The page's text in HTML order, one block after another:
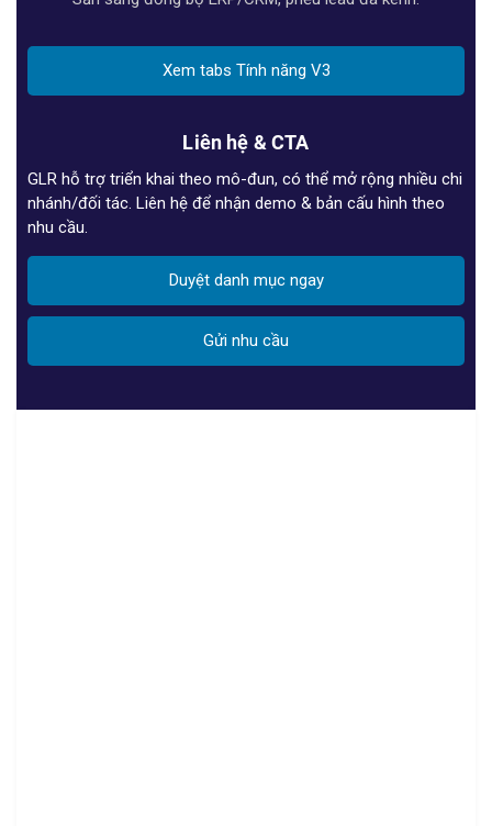
Xem tabs Tính năng V3
Liên hệ & CTA
GLR hỗ trợ triển khai theo mô-đun, có thể mở rộng nhiều chi
nhánh/đối tác. Liên hệ để nhận demo & bản cấu hình theo
nhu cầu.
Duyệt danh mục ngay
Gửi nhu cầu